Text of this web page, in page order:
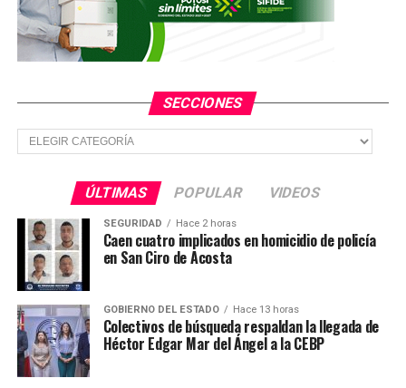
SECCIONES
Secciones
ÚLTIMAS POPULAR VIDEOS
SEGURIDAD Hace 2 horas
Caen cuatro implicados en homicidio de policía
en San Ciro de Acosta
GOBIERNO DEL ESTADO Hace 13 horas
Colectivos de búsqueda respaldan la llegada de
Héctor Edgar Mar del Ángel a la CEBP